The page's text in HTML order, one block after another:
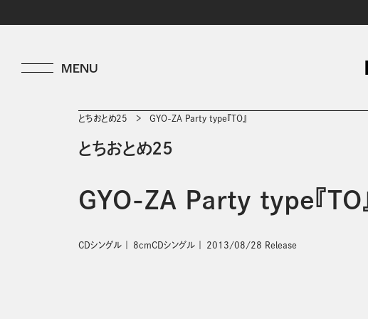
とちおとめ25 GYO-ZA Party type『TO』
とちおとめ25
GYO-ZA Party type『TO
CDシングル 8cmCDシングル 2013/08/28 Release